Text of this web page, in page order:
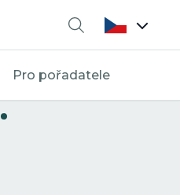
Vyhledávání
Pro pořadatele